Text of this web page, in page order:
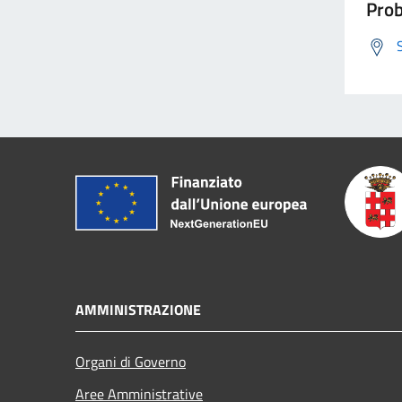
AMMINISTRAZIONE
Organi di Governo
Aree Amministrative